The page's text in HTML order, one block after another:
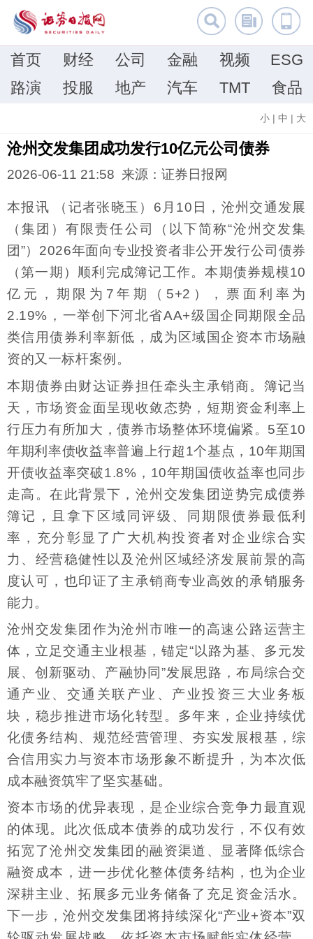
首页 财经 公司 金融 视频
ESG
路演
投服 地产 汽车 TMT 食品
小 | 中 | 大
沧州交发集团成功发行10亿元公司债券
2026-06-11 21:58 来源：证券日报网
本报讯 （记者张晓玉）6月10日，沧州交通发展
（集团）有限责任公司（以下简称“沧州交发集
团”）2026年面向专业投资者非公开发行公司债券
（第一期）顺利完成簿记工作。本期债券规模10
亿元，期限为7年期（5+2），票面利率为
2.19%，一举创下河北省AA+级国企同期限全品
类信用债券利率新低，成为区域国企资本市场融
资的又一标杆案例。
本期债券由财达证券担任牵头主承销商。簿记当
天，市场资金面呈现收敛态势，短期资金利率上
行压力有所加大，债券市场整体环境偏紧。5至10
年期利率债收益率普遍上行超1个基点，10年期国
开债收益率突破1.8%，10年期国债收益率也同步
走高。在此背景下，沧州交发集团逆势完成债券
簿记，且拿下区域同评级、同期限债券最低利
率，充分彰显了广大机构投资者对企业综合实
力、经营稳健性以及沧州区域经济发展前景的高
度认可，也印证了主承销商专业高效的承销服务
能力。
沧州交发集团作为沧州市唯一的高速公路运营主
体，立足交通主业根基，锚定“以路为基、多元发
展、创新驱动、产融协同”发展思路，布局综合交
通产业、交通关联产业、产业投资三大业务板
块，稳步推进市场化转型。多年来，企业持续优
化债务结构、规范经营管理、夯实发展根基，综
合信用实力与资本市场形象不断提升，为本次低
成本融资筑牢了坚实基础。
资本市场的优异表现，是企业综合竞争力最直观
的体现。此次低成本债券的成功发行，不仅有效
拓宽了沧州交发集团的融资渠道、显著降低综合
融资成本，进一步优化整体债务结构，也为企业
深耕主业、拓展多元业务储备了充足资金活水。
下一步，沧州交发集团将持续深化“产业+资本”双